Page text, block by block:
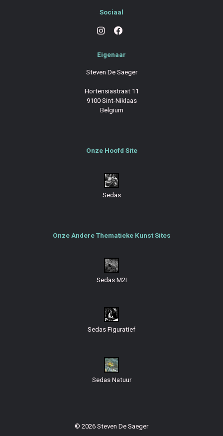
Sociaal
Eigenaar
Steven De Saeger
Hortensiastraat 11
9100 Sint-Niklaas
Belgium
Onze Hoofd Site
Sedas
Onze Andere Thematieke Kunst Sites
Sedas M2I
Sedas Figuratief
Sedas Natuur
© 2026 Steven De Saeger